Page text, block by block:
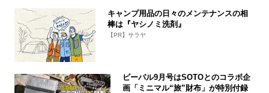
キャンプ用品の日々のメンテナンスの相
棒は『ヤシノミ洗剤』
【PR】サラヤ
ビーパル9月号はSOTOとのコラボ企
画「ミニマル“旅”財布」が特別付録